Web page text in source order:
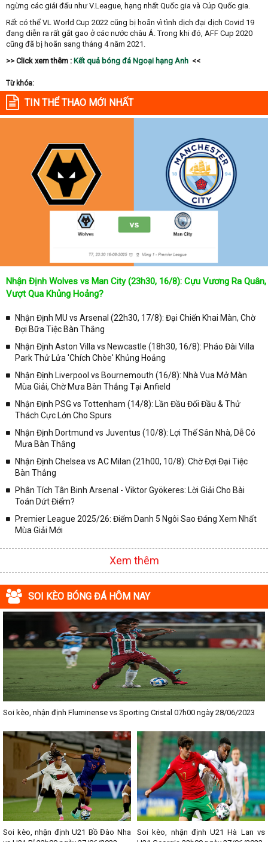
ngừng các giải đấu như V.League, hạng nhất Quốc gia và Cúp Quốc gia.
Rất có thể VL World Cup 2022 cũng bị hoãn vì tình dịch đại dịch Covid 19
đang diễn ra rất gắt gao ở các nước châu Á. Trong khi đó, AFF Cup 2020
cũng đã bị hoãn sang tháng 4 năm 2021.
>> Click xem thêm : Kết quả bóng đá Ngoại hạng Anh <<
Từ khóa:
TIN THỂ THAO MỚI NHẤT
Nhận Định Wolves vs Man City (23h30, 16/8): Cựu Vương Ra Quân,
Vượt Qua Khủng Hoảng?
Nhận Định MU vs Arsenal (22h30, 17/8): Đại Chiến Khai Màn, Chờ
Đợi Bữa Tiệc Bàn Thắng
Nhận Định Aston Villa vs Newcastle (18h30, 16/8): Pháo Đài Villa
Park Thử Lửa 'Chích Chòe' Khủng Hoảng
Nhận Định Liverpool vs Bournemouth (16/8): Nhà Vua Mở Màn
Mùa Giải, Chờ Mưa Bàn Thắng Tại Anfield
Nhận Định PSG vs Tottenham (14/8): Lần Đầu Đối Đầu & Thử
Thách Cực Lớn Cho Spurs
Nhận Định Dortmund vs Juventus (10/8): Lợi Thế Sân Nhà, Dễ Có
Mưa Bàn Thắng
Nhận Định Chelsea vs AC Milan (21h00, 10/8): Chờ Đợi Đại Tiệc
Bàn Thắng
Phân Tích Tân Binh Arsenal - Viktor Gyökeres: Lời Giải Cho Bài
Toán Dứt Điểm?
Premier League 2025/26: Điểm Danh 5 Ngôi Sao Đáng Xem Nhất
Mùa Giải Mới
Xem thêm
SOI KÈO BÓNG ĐÁ HÔM NAY
Soi kèo, nhận định Fluminense vs Sporting Cristal 07h00 ngày 28/06/2023
Soi kèo, nhận định U21 Bồ Đào Nha
Soi kèo, nhận định U21 Hà Lan vs